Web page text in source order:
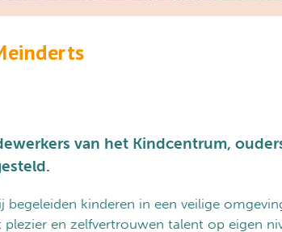
van het Kindcentrum,
kinderen in een veilige
en zelfvertrouwen talent op eigen